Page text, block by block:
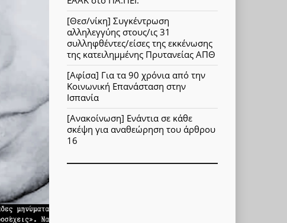
[Θεσ/νίκη] Συγκέντρωση
αλληλεγγύης στους/ις 31
συλληφθέντες/είσες της εκκένωσης
της κατειλημμένης Πρυτανείας ΑΠΘ
[Αφίσα] Για τα 90 χρόνια από την
Κοινωνική Επανάσταση στην
Ισπανία
[Ανακοίνωση] Ενάντια σε κάθε
σκέψη για αναθεώρηση του άρθρου
16